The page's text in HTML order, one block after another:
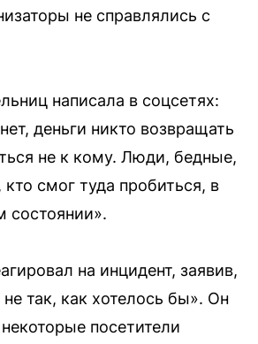
не справлялись с
написала в соцсетях:
деньги никто возвращать
не к кому. Люди, бедные,
смог туда пробиться, в
состоянии».
на инцидент, заявив,
так, как хотелось бы». Он
посетители